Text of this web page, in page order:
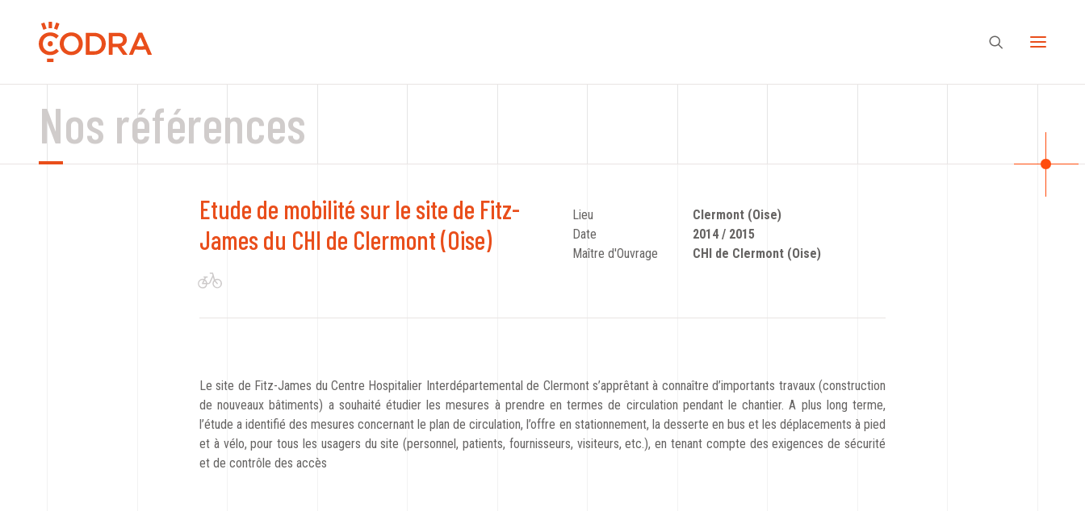
Nos références
Etude de mobilité sur le site de Fitz-
James du CHI de Clermont (Oise)
Lieu
Clermont (Oise)
Date
2014 / 2015
Maître d'Ouvrage
CHI de Clermont (Oise)
Le site de Fitz-James du Centre Hospitalier Interdépartemental de Clermont s’apprêtant à connaître d’importants travaux (construction
de nouveaux bâtiments) a souhaité étudier les mesures à prendre en termes de circulation pendant le chantier. A plus long terme,
l’étude a identifié des mesures concernant le plan de circulation, l’offre en stationnement, la desserte en bus et les déplacements à pied
et à vélo, pour tous les usagers du site (personnel, patients, fournisseurs, visiteurs, etc.), en tenant compte des exigences de sécurité
et de contrôle des accès